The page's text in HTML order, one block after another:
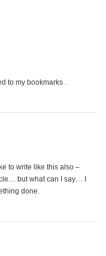
to my bookmarks .
to write like this also –
but what can I say… I
done.